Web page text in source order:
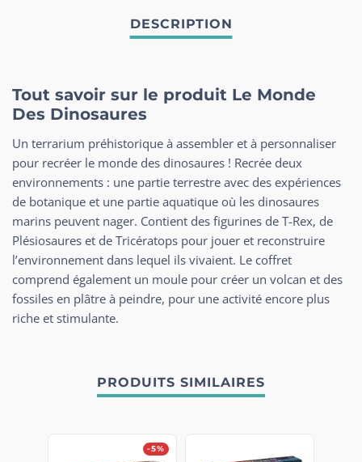
Tout savoir sur le produit Le Monde
Des Dinosaures
Un terrarium préhistorique à assembler et à personnaliser
pour recréer le monde des dinosaures ! Recrée deux
environnements : une partie terrestre avec des expériences
de botanique et une partie aquatique où les dinosaures
marins peuvent nager. Contient des figurines de T-Rex, de
Plésiosaures et de Tricératops pour jouer et reconstruire
l’environnement dans lequel ils vivaient. Le coffret
comprend également un moule pour créer un volcan et des
fossiles en plâtre à peindre, pour une activité encore plus
riche et stimulante.
PRODUITS SIMILAIRES
-5%